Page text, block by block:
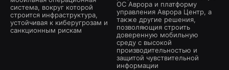
система, вокруг которой
строится инфраструктура,
устойчивая к киберугрозам и
санкционным рискам
ОС Аврора и платформу
управления Аврора Центр, а
также другие решения,
позволяющия строить
доверенную мобильную
среду с высокой
производительностью и
защитой чувствительной
информации